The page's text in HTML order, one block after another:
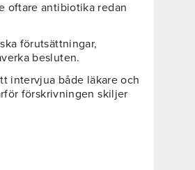
oftare antibiotika redan
förutsättningar,
besluten.
intervjua både läkare och
förskrivningen skiljer